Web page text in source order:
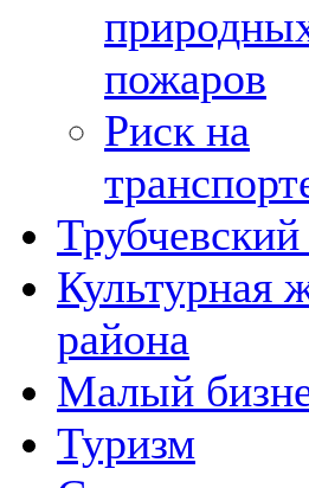
пожаров
Риск на
Культурная
района
Малый
Туризм